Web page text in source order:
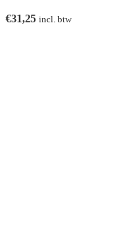
€31,25 incl. btw